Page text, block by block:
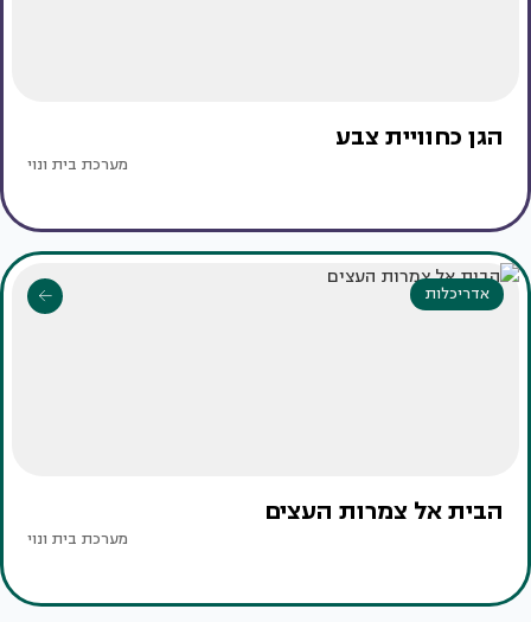
הגן כחוויית צבע
מערכת בית ונוי
אדריכלות
הבית אל צמרות העצים
מערכת בית ונוי